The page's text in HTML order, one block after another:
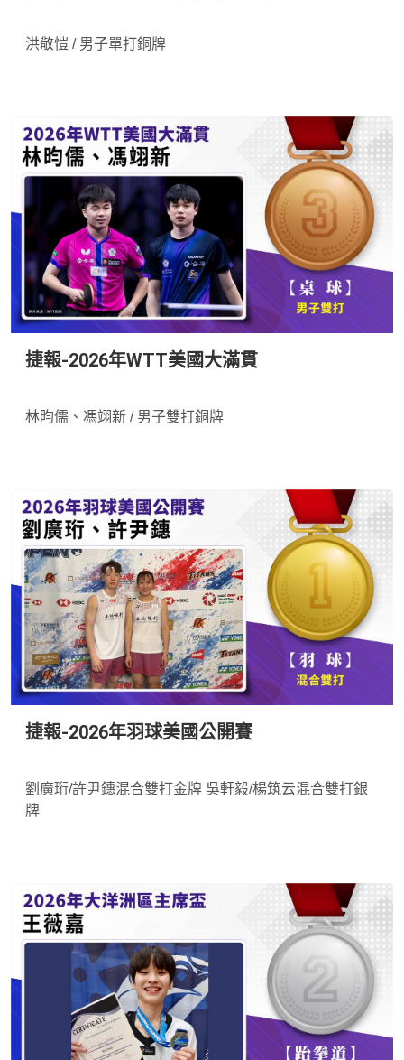
洪敬愷 / 男子單打銅牌
捷報-2026年WTT美國大滿貫
林昀儒、馮翊新 / 男子雙打銅牌
捷報-2026年羽球美國公開賽
劉廣珩/許尹鏸混合雙打金牌 吳軒毅/楊筑云混合雙打銀
牌